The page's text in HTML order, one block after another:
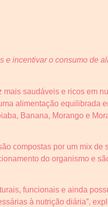
e incentivar o consumo de
saudáveis e ricos em
alimentação equilibrada
Banana, Morango e
compostas por um mix de
do organismo e
funcionais e ainda
à nutrição diária”,